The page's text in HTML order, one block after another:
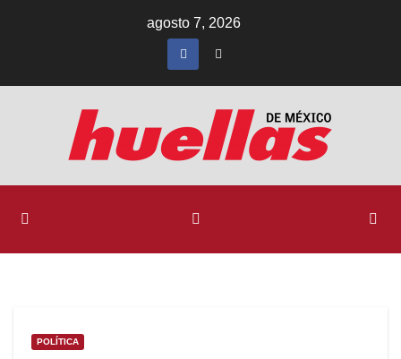
agosto 7, 2026
POLÍTICA